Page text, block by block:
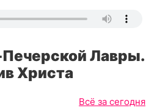
Лавры.
Христа
Всё за сегодня